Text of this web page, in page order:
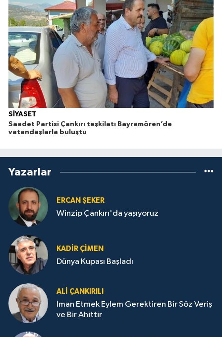
SİYASET
Saadet Partisi Çankırı teşkilatı Bayramören’de
vatandaşlarla buluştu
Yazarlar
ERCAN ŞEKER
Winzip Çankırı'da yaşıyoruz
KADIR ÇIMEN
Dünya Kupası Başladı
ALI ÇANKIRILI
İman Etmek Eylem Gerektiren Bir Söz Veriş
ve Bir Ahittir